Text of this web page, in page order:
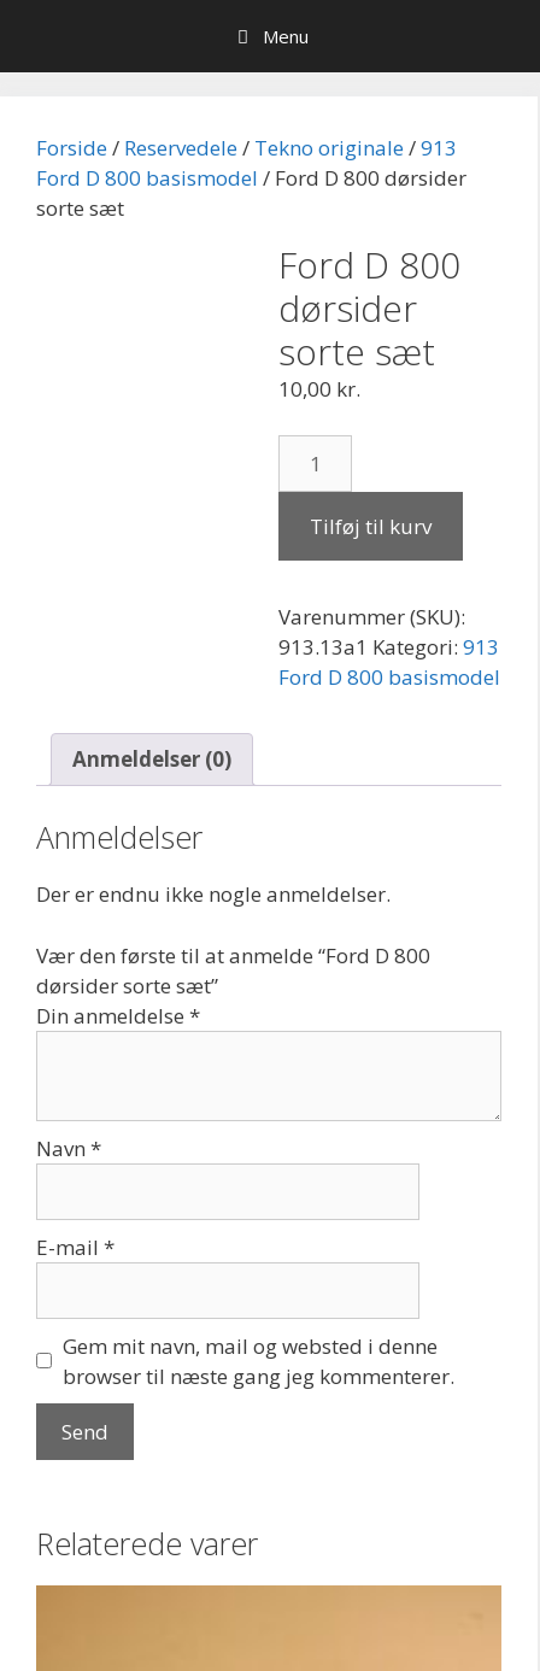
indhold
Menu
Forside/ Reservedele/ Tekno originale/913
Ford D 800 basismodel / Ford D 800 dørsider
sorte sæt
Ford D 800
dørsider
sorte sæt
10,00 kr.
dørsider
sorte
antal
Tilføj til kurv
Varenummer (SKU):
913.13a1 Kategori: 913
Ford D 800 basismodel
Anmeldelser (0)
Anmeldelser
Der er endnu ikke nogle anmeldelser.
Vær den første til at anmelde “Ford D 800
dørsider sorte sæt”
Din anmeldelse *
Navn *
E-mail *
Gem mit navn, mail og websted i denne
browser til næste gang jeg kommenterer.
Relaterede varer